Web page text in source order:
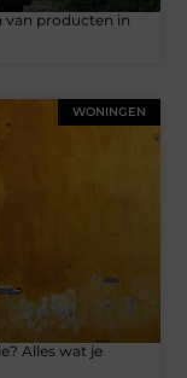
van producten in
WONINGEN
Alles wat je